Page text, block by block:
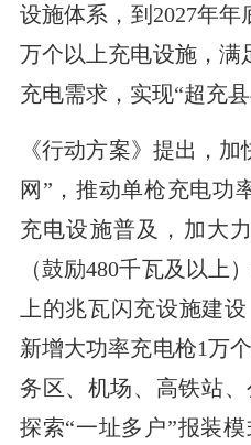
设施体系，到2027年
万个以上充电设施，满
充电需求，实现“超充县
《行动方案》提出，
网”，推动单枪充电功
充电设施普及，加大
（鼓励480千瓦及以上
上的兆瓦闪充设施建
新增大功率充电枪1万
务区、机场、高铁站
探索“一址多户”报装